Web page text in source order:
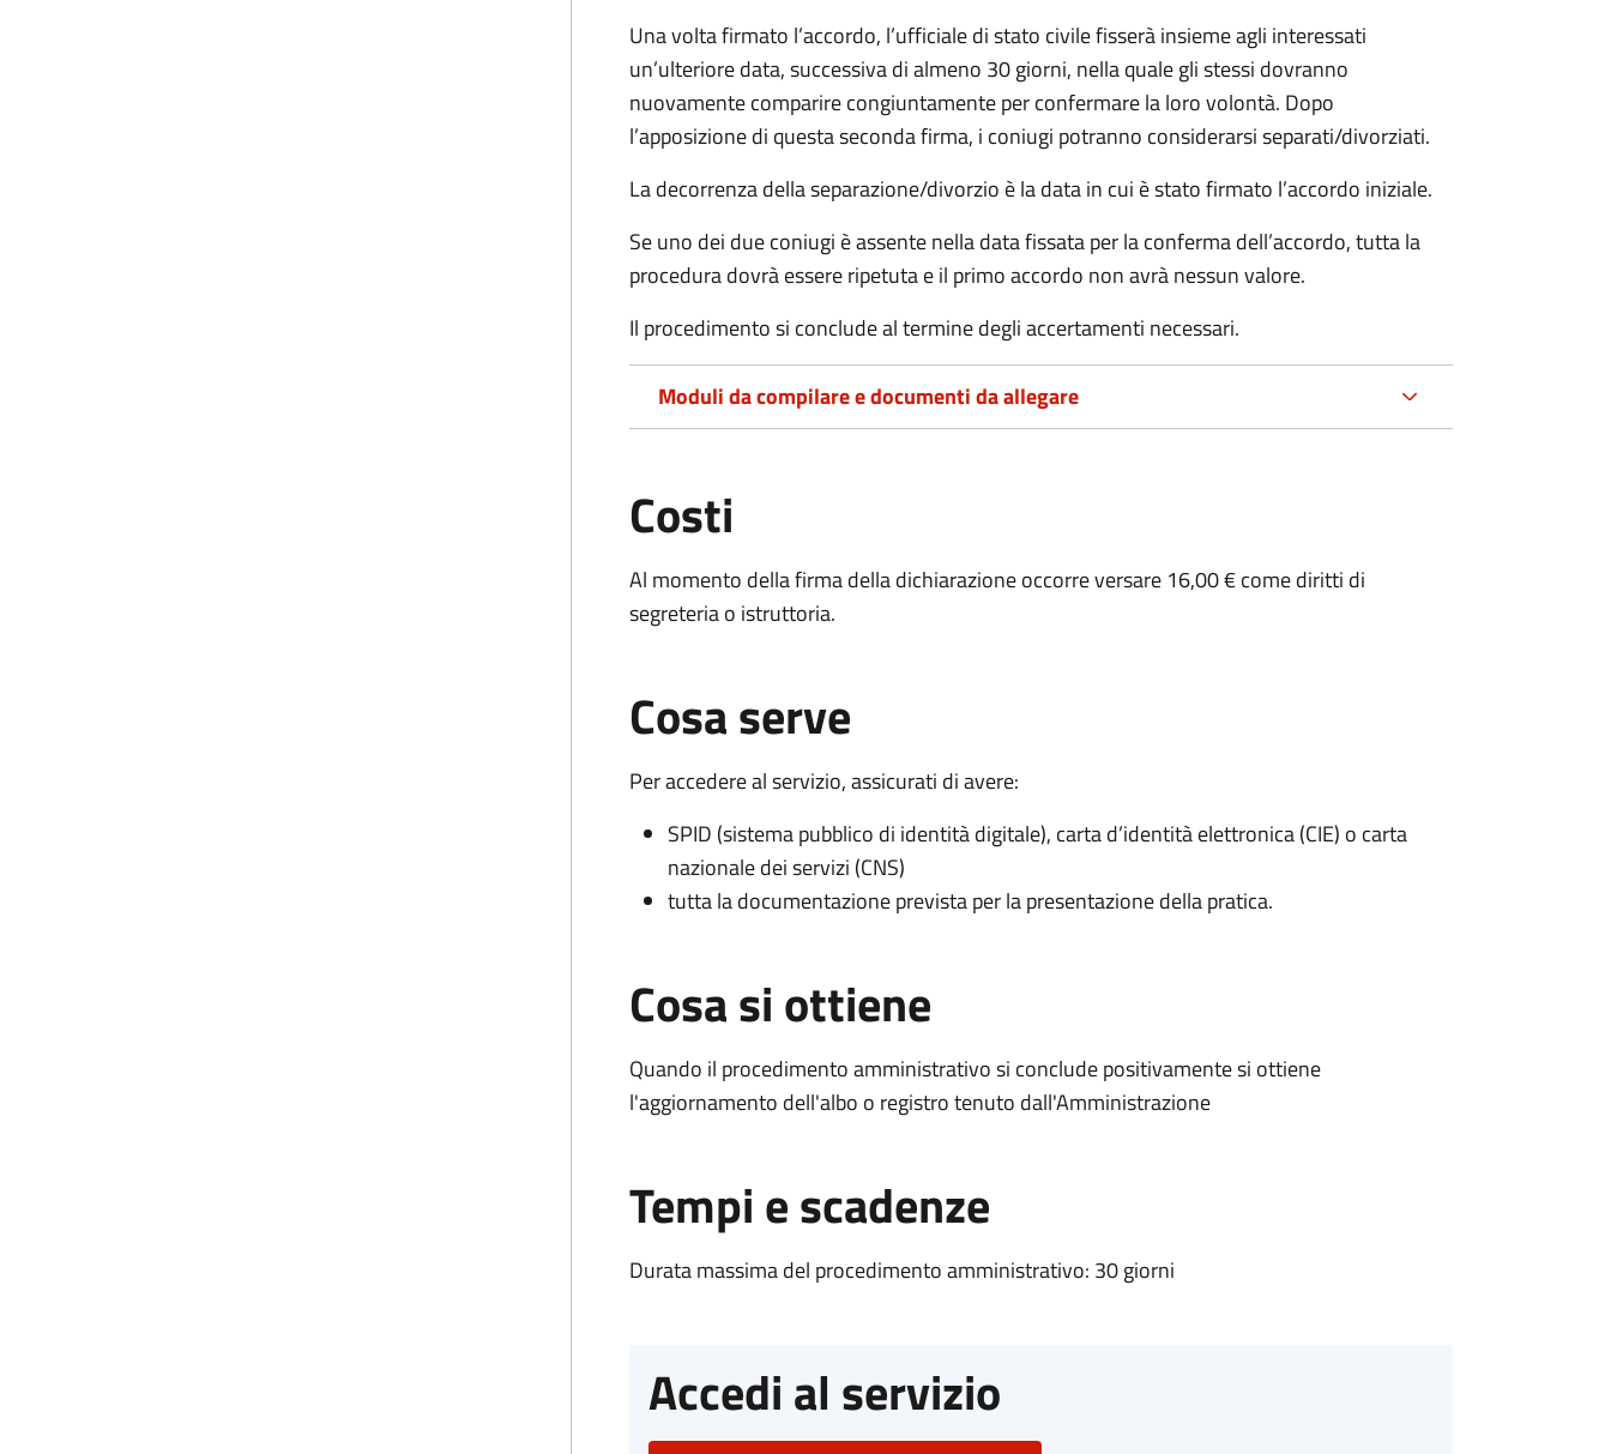
Una volta firmato l’accordo, l’ufficiale di stato civile fisserà insieme agli interessati
un’ulteriore data, successiva di almeno 30 giorni, nella quale gli stessi dovranno
nuovamente comparire congiuntamente per confermare la loro volontà. Dopo
l’apposizione di questa seconda firma, i coniugi potranno considerarsi separati/divorziati.
La decorrenza della separazione/divorzio è la data in cui è stato firmato l’accordo iniziale.
Se uno dei due coniugi è assente nella data fissata per la conferma dell’accordo, tutta la
procedura dovrà essere ripetuta e il primo accordo non avrà nessun valore.
Il procedimento si conclude al termine degli accertamenti necessari.
Moduli da compilare e documenti da allegare
Costi
Al momento della firma della dichiarazione occorre versare 16,00 € come diritti di
segreteria o istruttoria.
Cosa serve
Per accedere al servizio, assicurati di avere:
SPID (sistema pubblico di identità digitale), carta d’identità elettronica (CIE) o carta
nazionale dei servizi (CNS)
tutta la documentazione prevista per la presentazione della pratica.
Cosa si ottiene
Quando il procedimento amministrativo si conclude positivamente si ottiene
l'aggiornamento dell'albo o registro tenuto dall'Amministrazione
Tempi e scadenze
Durata massima del procedimento amministrativo: 30 giorni
Accedi al servizio